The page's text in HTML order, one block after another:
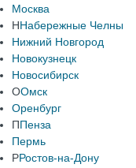
Москва
ННабережные Челны
Нижний Новгород
Новокузнецк
Новосибирск
ООмск
Оренбург
ППенза
Пермь
РРостов-на-Дону